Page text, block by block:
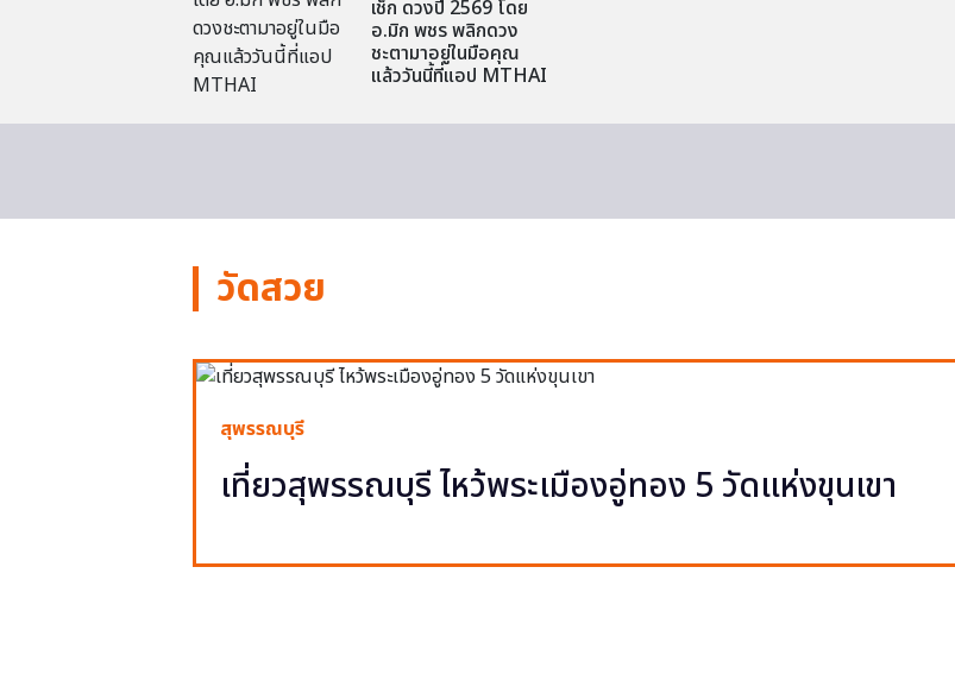
เช็ก ดวงปี 2569 โดย
อ.มิก พชร พลิกดวง
ชะตามาอยู่ในมือคุณ
แล้ววันนี้ที่แอป MTHAI
วัดสวย
สุพรรณบุรี
เที่ยวสุพรรณบุรี ไหว้พระเมืองอู่ทอง 5 วัดแห่งขุนเขา